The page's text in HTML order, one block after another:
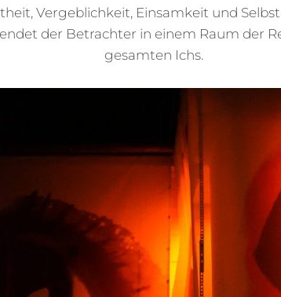
Vergeblichkeit, Einsamkeit und
der Betrachter in einem Raum der
gesamten Ichs.